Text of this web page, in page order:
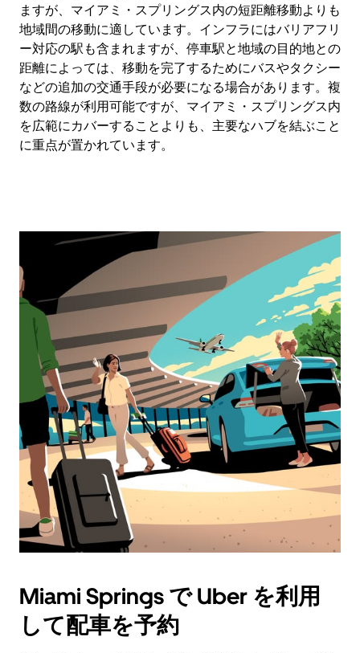
ますが、マイアミ・スプリングス内の短距離移動よりも
地域間の移動に適しています。インフラにはバリアフリ
ー対応の駅も含まれますが、停車駅と地域の目的地との
距離によっては、移動を完了するためにバスやタクシー
などの追加の交通手段が必要になる場合があります。複
数の路線が利用可能ですが、マイアミ・スプリングス内
を広範にカバーすることよりも、主要なハブを結ぶこと
に重点が置かれています。
Miami Springs で Uber を利用
して配車を予約